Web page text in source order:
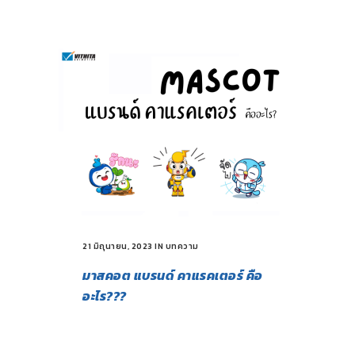
21 มิถุนายน, 2023 IN บทความ
มาสคอต แบรนด์ คาแรคเตอร์ คือ
อะไร???